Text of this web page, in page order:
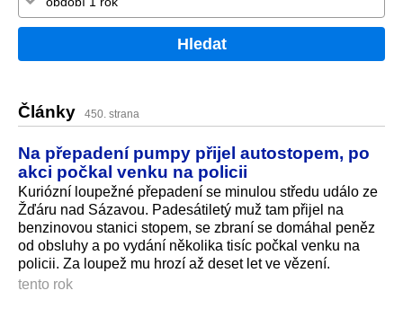
Hledat
Články 450. strana
Na přepadení pumpy přijel autostopem, po
akci počkal venku na policii
Kuriózní loupežné přepadení se minulou středu událo ze
Žďáru nad Sázavou. Padesátiletý muž tam přijel na
benzinovou stanici stopem, se zbraní se domáhal peněz
od obsluhy a po vydání několika tisíc počkal venku na
policii. Za loupež mu hrozí až deset let ve vězení.
tento rok